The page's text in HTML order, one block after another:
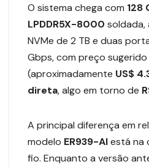
O sistema chega com 128
LPDDR5X-8000 soldada,
NVMe de 2 TB e duas
Gbps, com preço
(aproximadamente US$
direta, algo em torno de
A principal diferença em
modelo ER939-AIestá na
fio. Enquanto a versão